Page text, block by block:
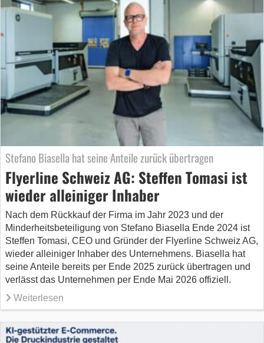
Stefano Biasella hat seine Anteile zurück übertragen
Flyerline Schweiz AG: Steffen Tomasi ist
wieder alleiniger Inhaber
Nach dem Rückkauf der Firma im Jahr 2023 und der
Minderheitsbeteiligung von Stefano Biasella Ende 2024 ist
Steffen Tomasi, CEO und Gründer der Flyerline Schweiz AG,
wieder alleiniger Inhaber des Unternehmens. Biasella hat
seine Anteile bereits per Ende 2025 zurück übertragen und
verlässt das Unternehmen per Ende Mai 2026 offiziell.
Weiterlesen